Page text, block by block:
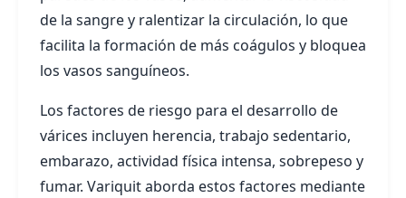
de la sangre y ralentizar la circulación, lo que
facilita la formación de más coágulos y bloquea
los vasos sanguíneos.
Los factores de riesgo para el desarrollo de
várices incluyen herencia, trabajo sedentario,
embarazo, actividad física intensa, sobrepeso y
fumar. Variquit aborda estos factores mediante